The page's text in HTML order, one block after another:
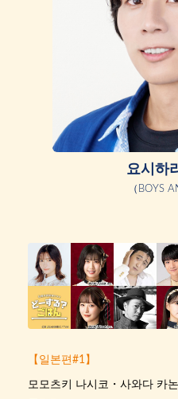
요시하
（BOYS
【일본편#1】
모모츠키 나시코・사와다 카